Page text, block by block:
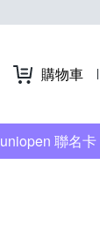
購物車
uniopen 聯名卡